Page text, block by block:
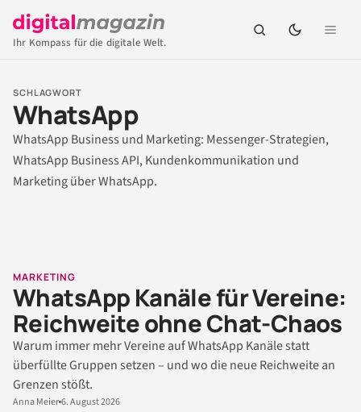
Ihr Kompass für die digitale Welt.
SCHLAGWORT
WhatsApp
WhatsApp Business und Marketing: Messenger-Strategien,
WhatsApp Business API, Kundenkommunikation und
Marketing über WhatsApp.
MARKETING
WhatsApp Kanäle für Vereine:
Reichweite ohne Chat-Chaos
Warum immer mehr Vereine auf WhatsApp Kanäle statt
überfüllte Gruppen setzen – und wo die neue Reichweite an
Grenzen stößt.
Anna Meier6. August 2026